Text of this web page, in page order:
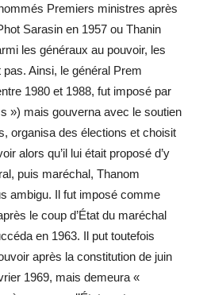
Premiers ministres après
Sarasin en 1957 ou Thanin
les généraux au pouvoir, les
Ainsi, le général Prem
1980 et 1988, fut imposé par
») mais gouverna avec le soutien
organisa des élections et choisit
alors qu’il lui était proposé d’y
puis maréchal, Thanom
ambigu. Il fut imposé comme
le coup d’État du maréchal
en 1963. Il put toutefois
après la constitution de juin
1969, mais demeura «